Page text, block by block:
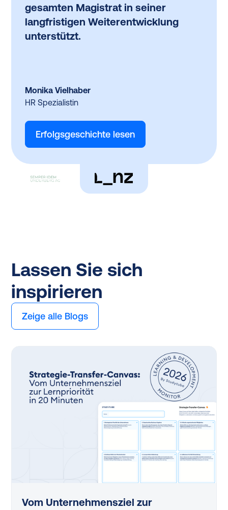
gesamten Magistrat in seiner
langfristigen Weiterentwicklung
unterstützt.
Monika Vielhaber
HR Spezialistin
Erfolgsgeschichte lesen
Lassen Sie sich
inspirieren
Zeige alle Blogs
Vom Unternehmensziel zur